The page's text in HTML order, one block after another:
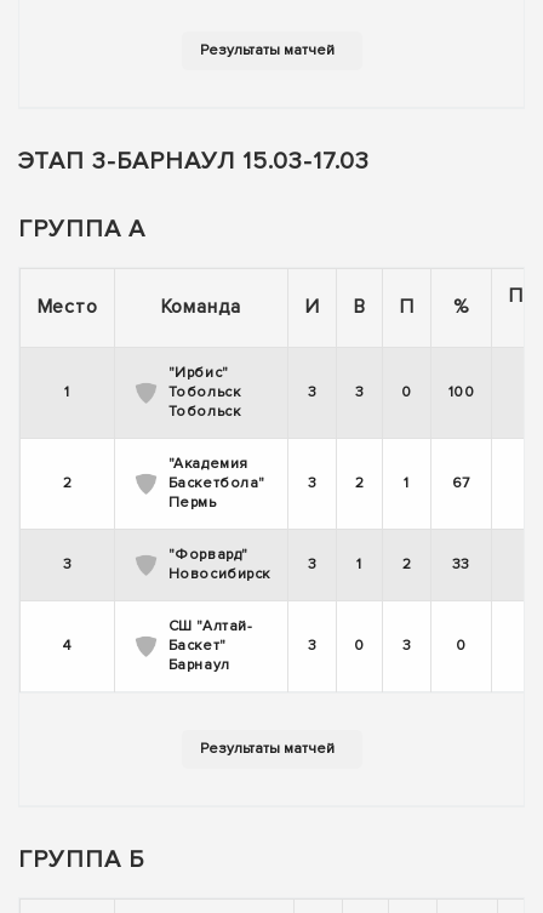
ЭТАП 3-БАРНАУЛ 15.03-17.03
ГРУППА А
Место Команда И В П %
1
"Ирбис"
Тобольск
Тобольск
3 3 0 100
2
"Академия
Баскетбола"
Пермь
3 2 1 67
3
"Форвард"
Новосибирск
3 1 2 33
4
СШ "Алтай-
Баскет"
Барнаул
3 0 3 0
ГРУППА Б